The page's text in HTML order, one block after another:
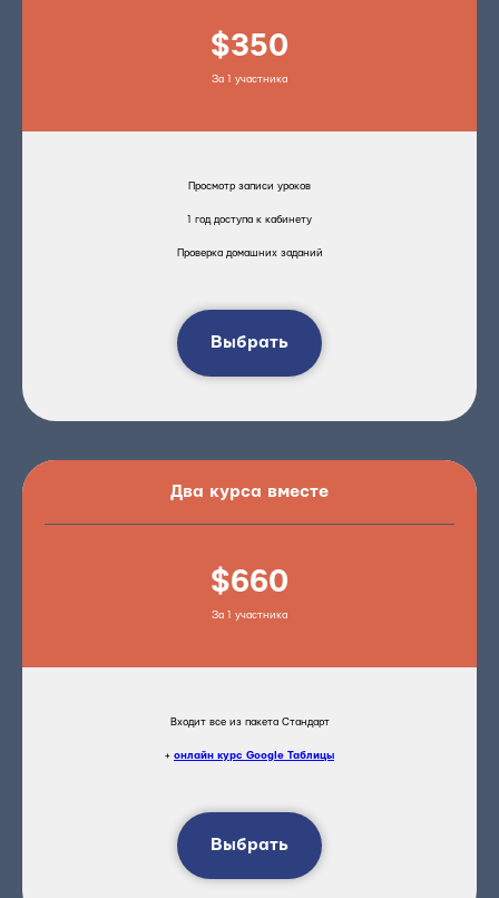
$350
За 1 участника
Просмотр записи уроков
1 год доступа к кабинету
Проверка домашних заданий
Выбрать
Два курса вместе
$660
За 1 участника
Входит все из пакета Стандарт
+ онлайн курс Google Таблицы
Выбрать